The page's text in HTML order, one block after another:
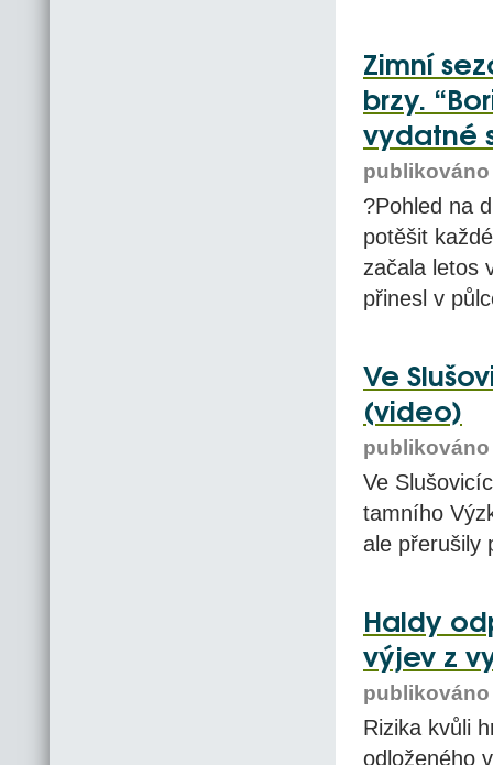
Zimní
brzy.
vydatné
publikováno
?Pohled na
potěšit
začala letos
přinesl v
Ve
(video)
publikováno
Ve
tamního
ale přerušily
Haldy
výjev z
publikováno
Rizika kvůli
odloženého